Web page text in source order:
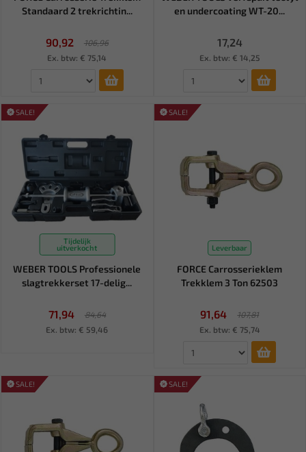
Standaard 2 trekrichtin...
90,92
106,96
Ex. btw: € 75,14
en undercoating WT-20...
17,24
Ex. btw: € 14,25
SALE!
Tijdelijk
uitverkocht
WEBER TOOLS Professionele
slagtrekkerset 17-delig...
71,94
84,64
Ex. btw: € 59,46
SALE!
Leverbaar
FORCE Carrosserieklem
Trekklem 3 Ton 62503
91,64
107,81
Ex. btw: € 75,74
SALE! SALE!